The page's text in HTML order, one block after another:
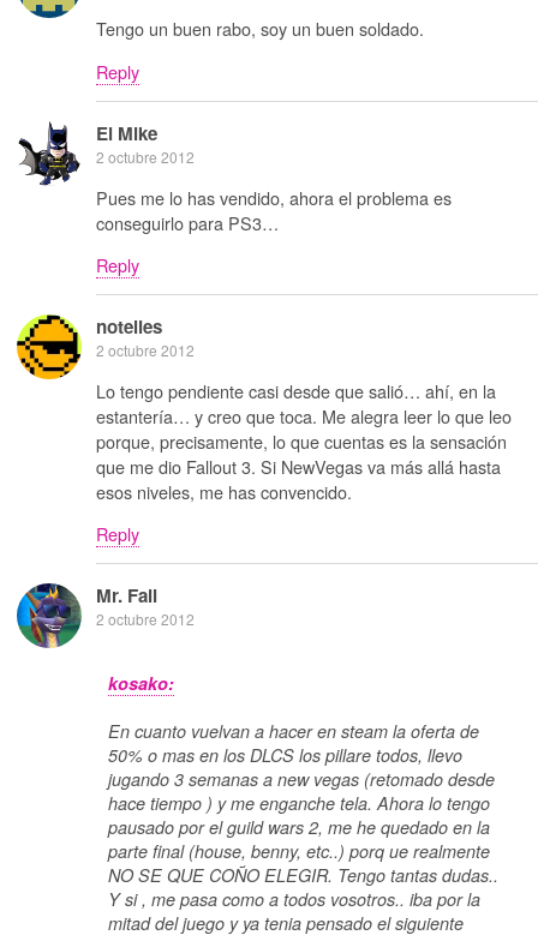
Tengo un buen rabo, soy un buen soldado.
Reply
El Mike
2 octubre 2012
Pues me lo has vendido, ahora el problema es
conseguirlo para PS3…
Reply
notelies
2 octubre 2012
Lo tengo pendiente casi desde que salió… ahí, en la
estantería… y creo que toca. Me alegra leer lo que leo
porque, precisamente, lo que cuentas es la sensación
que me dio Fallout 3. Si NewVegas va más allá hasta
esos niveles, me has convencido.
Reply
Mr. Fail
2 octubre 2012
kosako:
En cuanto vuelvan a hacer en steam la oferta de
50% o mas en los DLCS los pillare todos, llevo
jugando 3 semanas a new vegas (retomado desde
hace tiempo ) y me enganche tela. Ahora lo tengo
pausado por el guild wars 2, me he quedado en la
parte final (house, benny, etc..) porq ue realmente
NO SE QUE COÑO ELEGIR. Tengo tantas dudas..
Y si , me pasa como a todos vosotros.. iba por la
mitad del juego y ya tenia pensado el siguiente